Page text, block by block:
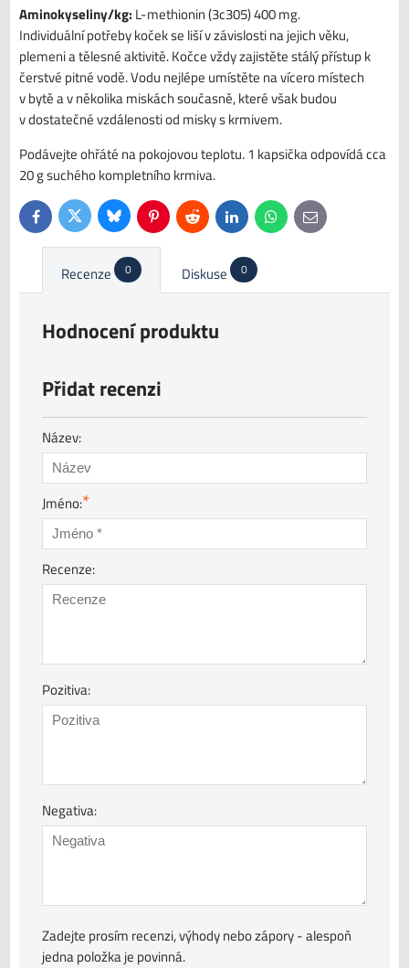
Aminokyseliny/kg: L-methionin (3c305) 400 mg.
Individuální potřeby koček se liší v závislosti na jejich věku,
plemeni a tělesné aktivitě. Kočce vždy zajistěte stálý přístup k
čerstvé pitné vodě. Vodu nejlépe umístěte na vícero místech
v bytě a v několika miskách současně, které však budou
v dostatečné vzdálenosti od misky s krmivem.
Podávejte ohřáté na pokojovou teplotu. 1 kapsička odpovídá cca
20 g suchého kompletního krmiva.
FacebookTwitterBlueskyPinterestReddit LinkedInWhatsApp
E-
mail
Recenze 0 Diskuse 0
Hodnocení produktu
Přidat recenzi
Název:
Jméno:*
Recenze:
Pozitiva:
Negativa:
Zadejte prosím recenzi, výhody nebo zápory - alespoň
jedna položka je povinná.